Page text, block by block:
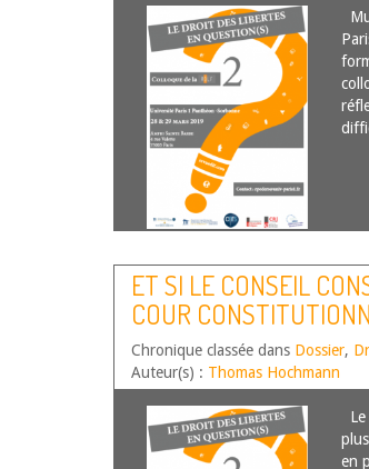
ET SI LE CONSEIL
COUR
Chronique classée dans Dossier,
Auteur(s) : Thomas Hochmann
en